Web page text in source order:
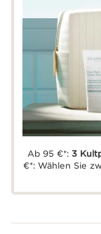
Ab 95 €*:3
€*: Wählen Sie